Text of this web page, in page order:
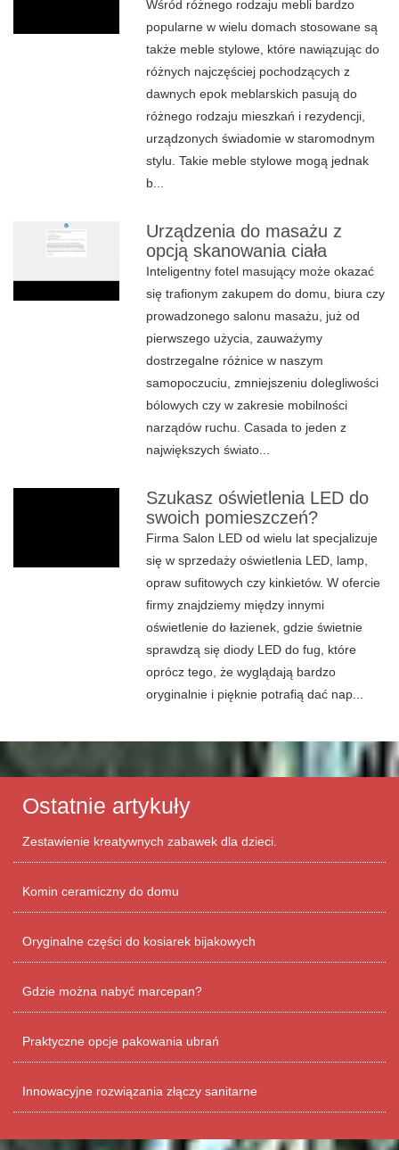
Wśród różnego rodzaju mebli bardzo
popularne w wielu domach stosowane są
także meble stylowe, które nawiązując do
różnych najczęściej pochodzących z
dawnych epok meblarskich pasują do
różnego rodzaju mieszkań i rezydencji,
urządzonych świadomie w staromodnym
stylu. Takie meble stylowe mogą jednak
b...
Urządzenia do masażu z
opcją skanowania ciała
Inteligentny fotel masujący może okazać
się trafionym zakupem do domu, biura czy
prowadzonego salonu masażu, już od
pierwszego użycia, zauważymy
dostrzegalne różnice w naszym
samopoczuciu, zmniejszeniu dolegliwości
bólowych czy w zakresie mobilności
narządów ruchu. Casada to jeden z
największych świato...
Szukasz oświetlenia LED do
swoich pomieszczeń?
Firma Salon LED od wielu lat specjalizuje
się w sprzedaży oświetlenia LED, lamp,
opraw sufitowych czy kinkietów. W ofercie
firmy znajdziemy między innymi
oświetlenie do łazienek, gdzie świetnie
sprawdzą się diody LED do fug, które
oprócz tego, że wyglądają bardzo
oryginalnie i pięknie potrafią dać nap...
Ostatnie artykuły
Zestawienie kreatywnych zabawek dla dzieci.
Komin ceramiczny do domu
Oryginalne części do kosiarek bijakowych
Gdzie można nabyć marcepan?
Praktyczne opcje pakowania ubrań
Innowacyjne rozwiązania złączy sanitarne